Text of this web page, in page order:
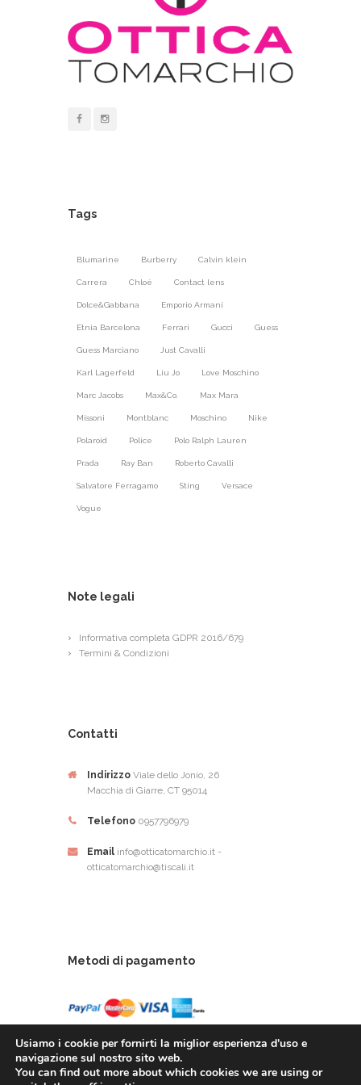
Tags
Blumarine Burberry Calvin klein
Carrera Chloé Contact lens
Dolce&Gabbana Emporio Armani
Etnia Barcelona Ferrari Gucci Guess
Guess Marciano Just Cavalli
Karl Lagerfeld Liu Jo Love Moschino
Marc Jacobs Max&Co. Max Mara
Missoni Montblanc Moschino Nike
Polaroid Police Polo Ralph Lauren
Prada Ray Ban Roberto Cavalli
Salvatore Ferragamo Sting Versace
Vogue
Note legali
Informativa completa GDPR 2016/679
Termini & Condizioni
Contatti
Indirizzo Viale dello Jonio, 26
Macchia di Giarre, CT 95014
Telefono 0957796979
Email info@otticatomarchio.it -
otticatomarchio@tiscali.it
Metodi di pagamento
Usiamo i cookie per fornirti la miglior esperienza d'uso e
navigazione sul nostro sito web.
You can find out more about which cookies we are using or